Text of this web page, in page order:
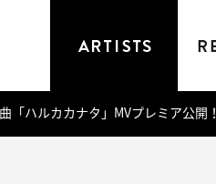
「ハルカカナタ」MVプレミア公開！